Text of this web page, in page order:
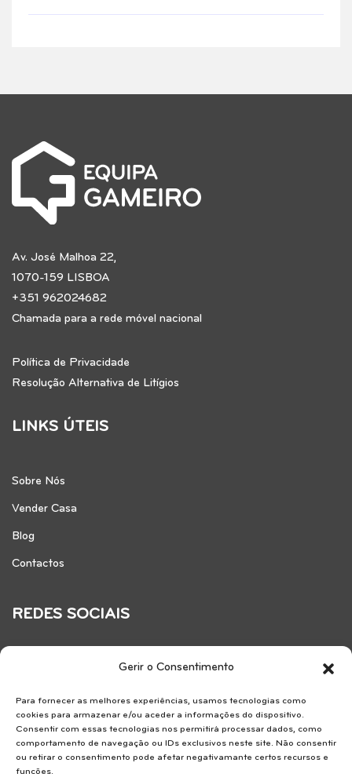
Gerir o Consentimento
Para fornecer as melhores experiências, usamos tecnologias como
cookies para armazenar e/ou aceder a informações do dispositivo.
Consentir com essas tecnologias nos permitirá processar dados, como
comportamento de navegação ou IDs exclusivos neste site. Não consentir
ou retirar o consentimento pode afetar negativamante certos recursos e
funções.
Av. José Malhoa 22,
1070-159 LISBOA
+351 962024682
Chamada para a rede móvel nacional
Política de Privacidade
Resolução Alternativa de Litígios
LINKS ÚTEIS
Sobre Nós
Vender Casa
Blog
Contactos
REDES SOCIAIS